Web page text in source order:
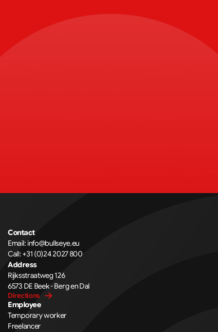
Contact
Email: info@bullseye.eu
Call: +31 (0)24 2027 800
Address
Rijksstraatweg 126
6573 DE Beek - Berg en Dal
Directions
Employee
Temporary worker
Freelancer